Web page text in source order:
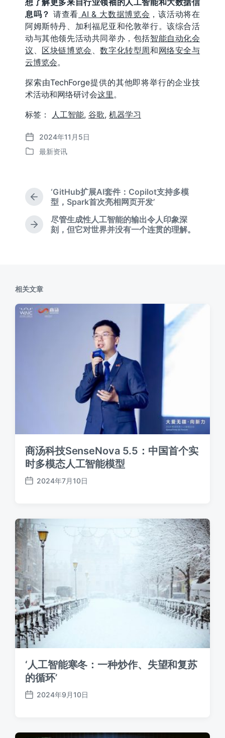
想了解更多来自行业领袖的人工智能和大数据信
息吗？ 请查看 AI & 大数据博览会 ，该活动将在
阿姆斯特丹、加利福尼亚和伦敦举行。该综合活
动与其他领先活动共同举办，包括智能自动化会
议 、 区块链博览会 、数字化转型周和网络安全与
云博览会。
探索由TechForge提供的其他即将举行的企业技
术活动和网络研讨会这里。
标签：
人工智能, 谷歌, 机器学习
发
布
2024年11月5日
发
最新资讯
上
文
章
‘GitHub扩展AI套件：Copilot支持多模
型，Spark首次亮相网页开发’
下
尽管生成性人工智能的输出令人印象深
刻，但它对世界并没有一个连贯的理解。
相关文章
商汤科技SenseNova 5.5：中国首个实
时多模态人工智能模型
发
期
2024年7月10日
‘人工智能寒冬：一种炒作、失望和复苏
的循环’
发
期
2024年9月10日